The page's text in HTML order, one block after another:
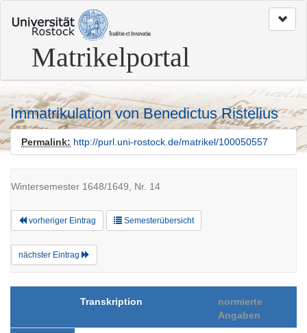
zum
Seitenanfang
Matrikelportal
Immatrikulation von Benedictus Ristelius
Permalink: http://purl.uni-rostock.de/matrikel/100050557
Wintersemester 1648/1649, Nr. 14
vorheriger Eintrag Semesterübersicht
nächster Eintrag
Transkription
normierte
Angaben